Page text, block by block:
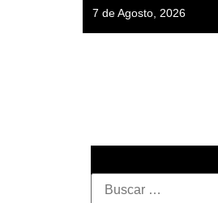
7 de Agosto, 2026